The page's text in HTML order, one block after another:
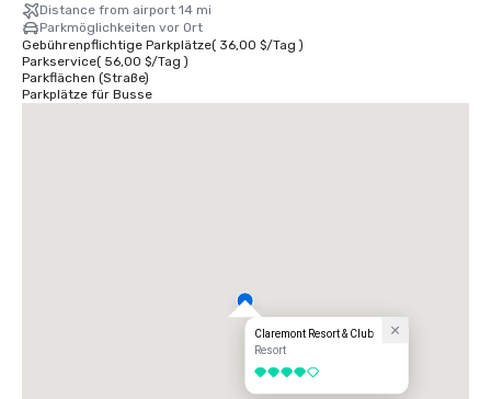
Distance from airport 14 mi
Parkmöglichkeiten vor Ort
Gebührenpflichtige Parkplätze( 36,00 $/Tag )
Parkservice( 56,00 $/Tag )
Parkflächen (Straße)
Parkplätze für Busse
Claremont Resort & Club
Resort
4 von 5